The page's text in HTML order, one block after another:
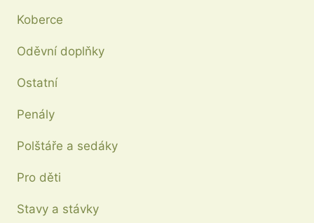
Koberce
Oděvní doplňky
Ostatní
Penály
Polštáře a sedáky
Pro děti
Stavy a stávky